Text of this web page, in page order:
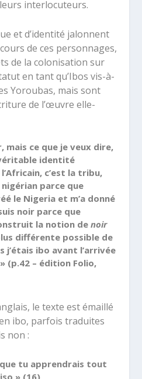
interlocuteurs.
et d’identité jalonnent
de ces personnages,
de la colonisation sur
en tant qu’Ibos vis-à-
Yoroubas, mais sont
de l’œuvre elle-
mais ce que je veux dire,
identité
c’est la tribu,
parce que
le Nigeria et m’a donné
noir parce que
la notion denoir
différente possible de
j’étais ibo avant l’arrivée
(p.42 – édition Folio,
le texte est émaillé
ibo, parfois traduites
non :
que tu apprendrais tout
» (16)